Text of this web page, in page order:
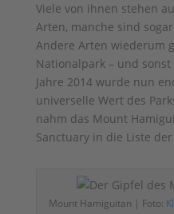
Viele von ihnen stehen
Arten, manche sind
Andere Arten wiederum
Nationalpark – und
Jahre 2014 wurde nun
universelle Wert des
nahm das Mount
Sanctuary in die Liste
Mount Hamiguitan | Foto: